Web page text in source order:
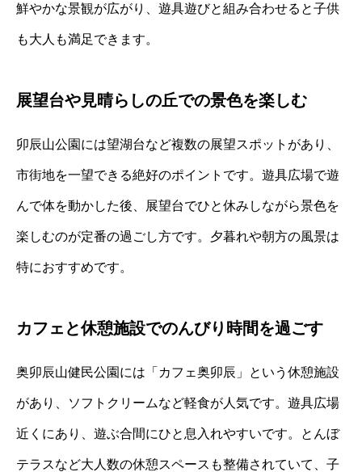
鮮やかな景観が広がり、遊具遊びと組み合わせると子供
も大人も満足できます。
展望台や見晴らしの丘での景色を楽しむ
卯辰山公園には望湖台など複数の展望スポットがあり、
市街地を一望できる絶好のポイントです。遊具広場で遊
んで体を動かした後、展望台でひと休みしながら景色を
楽しむのが定番の過ごし方です。夕暮れや朝方の風景は
特におすすめです。
カフェと休憩施設でのんびり時間を過ごす
奥卯辰山健民公園には「カフェ奥卯辰」という休憩施設
があり、ソフトクリームなど軽食が人気です。遊具広場
近くにあり、遊ぶ合間にひと息入れやすいです。とんぼ
テラスなど大人数の休憩スペースも整備されていて、子